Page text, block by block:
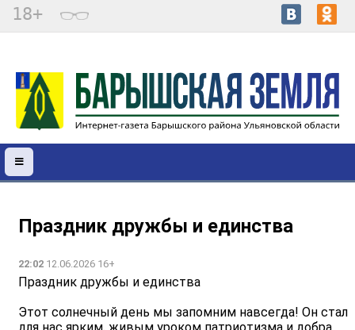
18+
Праздник дружбы и единства
22:02 12.06.2026 16+
Праздник дружбы и единства
Этот солнечный день мы запомним навсегда! Он стал